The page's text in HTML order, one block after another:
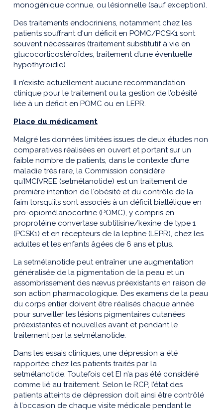
monogénique connue, ou lésionnelle (sauf exception).
Des traitements endocriniens, notamment chez les
patients souffrant d'un déficit en POMC/PCSK1 sont
souvent nécessaires (traitement substitutif à vie en
glucocorticostéroïdes, traitement d’une éventuelle
hypothyroïdie).
Il n’existe actuellement aucune recommandation
clinique pour le traitement ou la gestion de l’obésité
liée à un déficit en POMC ou en LEPR.
Place du médicament
Malgré les données limitées issues de deux études non
comparatives réalisées en ouvert et portant sur un
faible nombre de patients, dans le contexte d’une
maladie très rare, la Commission considère
qu’IMCIVREE (setmélanotide) est un traitement de
première intention de l'obésité et du contrôle de la
faim lorsqu’ils sont associés à un déficit biallélique en
pro-opiomélanocortine (POMC), y compris en
proprotéine convertase subtilisine/kexine de type 1
(PCSK1) et en récepteurs de la leptine (LEPR), chez les
adultes et les enfants âgées de 6 ans et plus.
La setmélanotide peut entraîner une augmentation
généralisée de la pigmentation de la peau et un
assombrissement des nævus préexistants en raison de
son action pharmacologique. Des examens de la peau
du corps entier doivent être réalisés chaque année
pour surveiller les lésions pigmentaires cutanées
préexistantes et nouvelles avant et pendant le
traitement par la setmélanotide.
Dans les essais cliniques, une dépression a été
rapportée chez les patients traités par la
setmélanotide. Toutefois cet EI n’a pas été considéré
comme lié au traitement. Selon le RCP, l’état des
patients atteints de dépression doit ainsi être contrôlé
à l’occasion de chaque visite médicale pendant le